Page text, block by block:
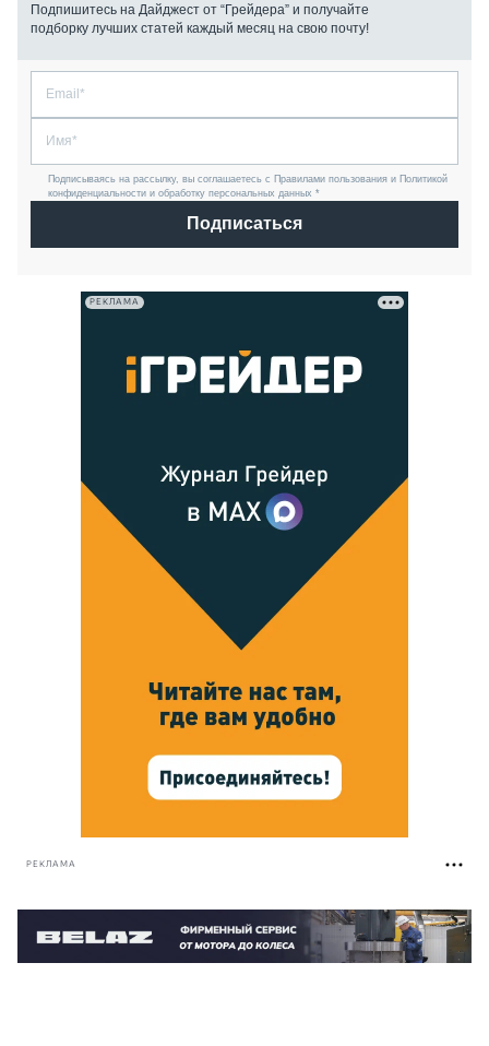
Подпишитесь на Дайджест от “Грейдера” и получайте
подборку лучших статей каждый месяц на свою почту!
Подписываясь на рассылку, вы соглашаетесь с Правилами пользования и Политикой
конфиденциальности и обработку персональных данных *
Подписаться
РЕКЛАМА
РЕКЛАМА